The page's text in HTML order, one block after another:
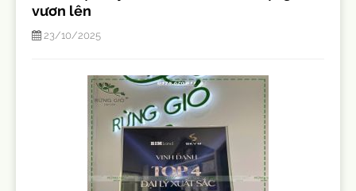
vươn lên
23/10/2025